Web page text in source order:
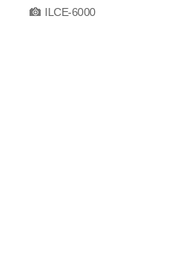
ILCE-6000